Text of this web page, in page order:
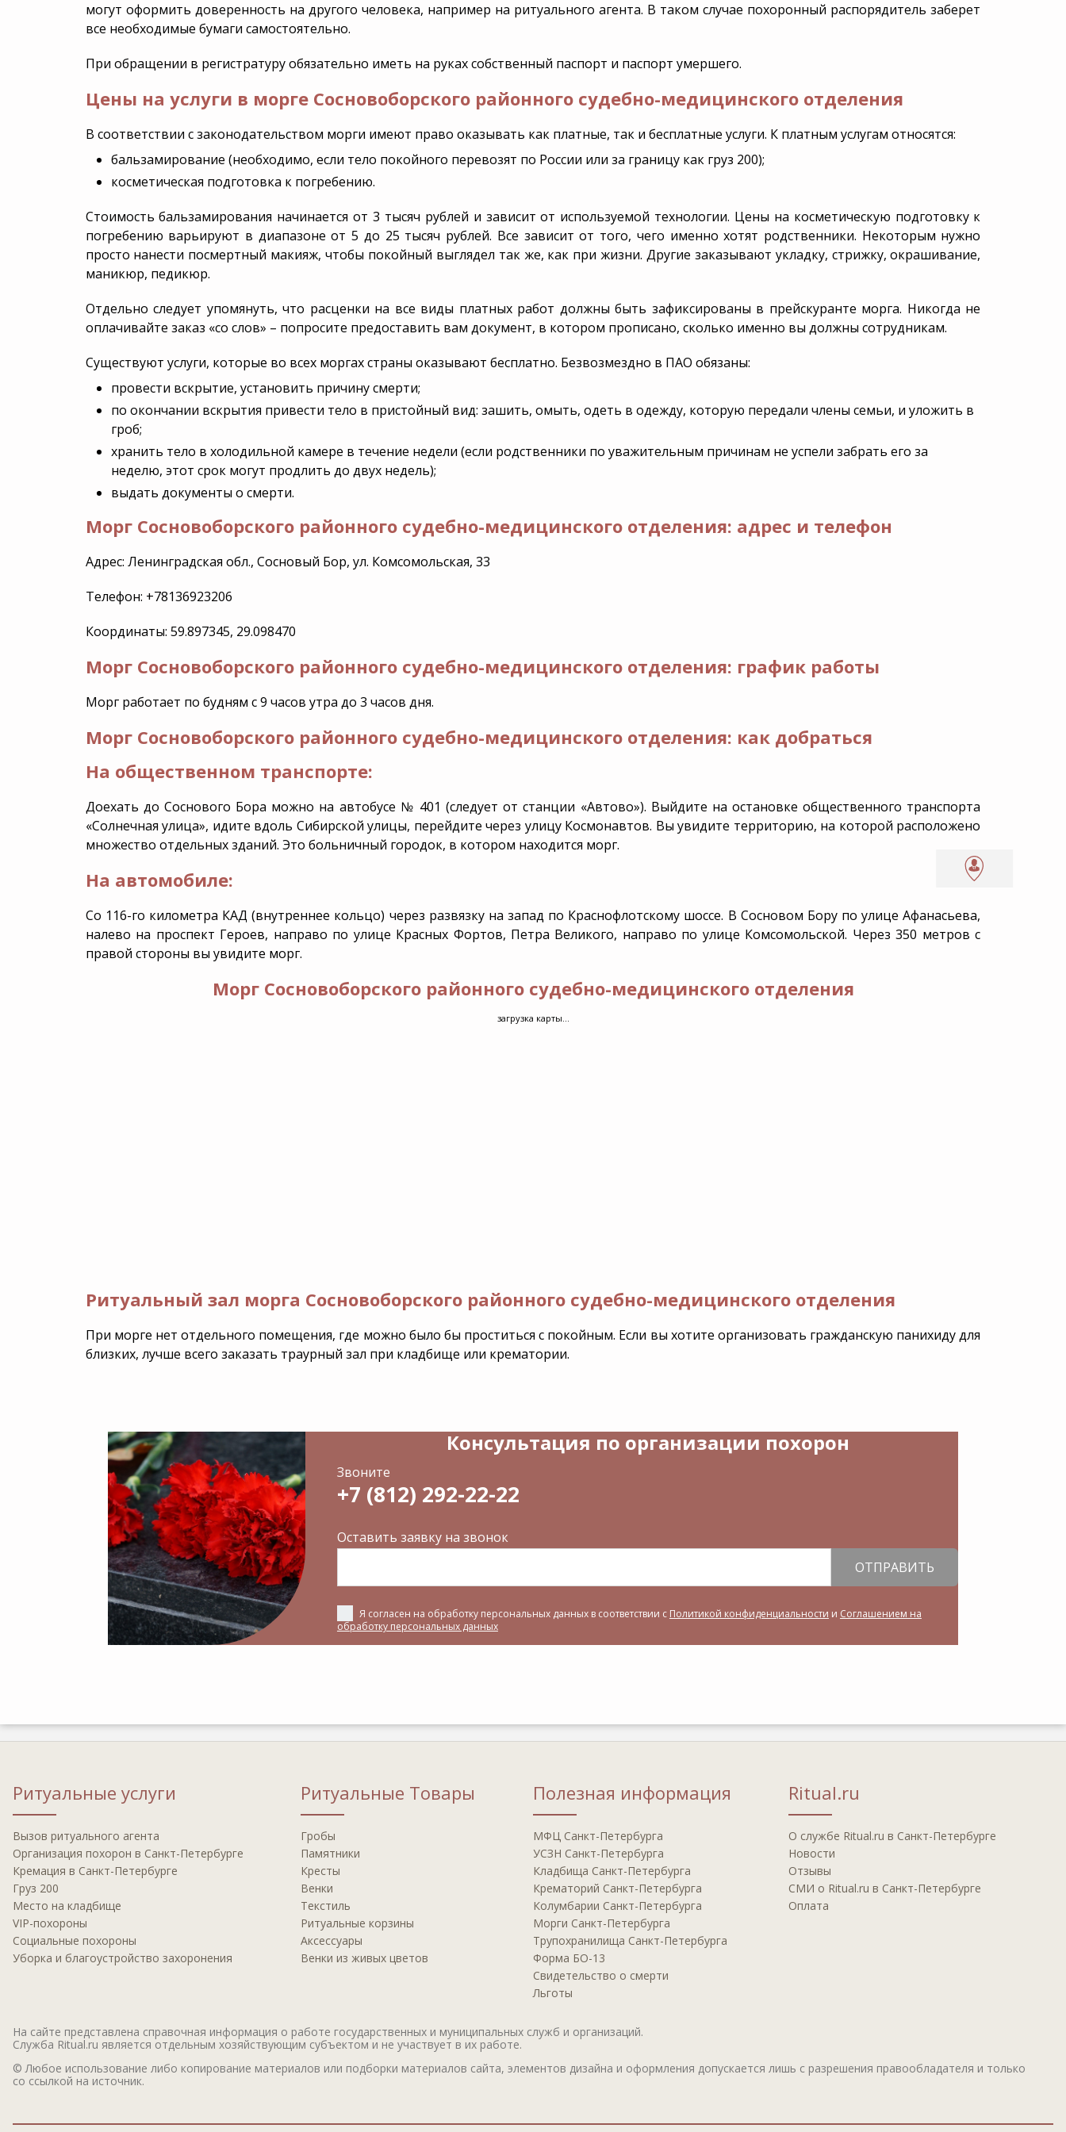
могут оформить доверенность на другого человека, например на ритуального агента. В таком случае похоронный распорядитель заберет
все необходимые бумаги самостоятельно.
При обращении в регистратуру обязательно иметь на руках собственный паспорт и паспорт умершего.
Цены на услуги в морге Сосновоборского районного судебно-медицинского отделения
В соответствии с законодательством морги имеют право оказывать как платные, так и бесплатные услуги. К платным услугам относятся:
бальзамирование (необходимо, если тело покойного перевозят по России или за границу как груз 200);
косметическая подготовка к погребению.
Стоимость бальзамирования начинается от 3 тысяч рублей и зависит от используемой технологии. Цены на косметическую подготовку к
погребению варьируют в диапазоне от 5 до 25 тысяч рублей. Все зависит от того, чего именно хотят родственники. Некоторым нужно
просто нанести посмертный макияж, чтобы покойный выглядел так же, как при жизни. Другие заказывают укладку, стрижку, окрашивание,
маникюр, педикюр.
Отдельно следует упомянуть, что расценки на все виды платных работ должны быть зафиксированы в прейскуранте морга. Никогда не
оплачивайте заказ «со слов» – попросите предоставить вам документ, в котором прописано, сколько именно вы должны сотрудникам.
Существуют услуги, которые во всех моргах страны оказывают бесплатно. Безвозмездно в ПАО обязаны:
провести вскрытие, установить причину смерти;
по окончании вскрытия привести тело в пристойный вид: зашить, омыть, одеть в одежду, которую передали члены семьи, и уложить в
гроб;
хранить тело в холодильной камере в течение недели (если родственники по уважительным причинам не успели забрать его за
неделю, этот срок могут продлить до двух недель);
выдать документы о смерти.
Морг Сосновоборского районного судебно-медицинского отделения: адрес и телефон
Адрес: Ленинградская обл., Сосновый Бор, ул. Комсомольская, 33
Телефон: +78136923206
Координаты: 59.897345, 29.098470
Морг Сосновоборского районного судебно-медицинского отделения: график работы
Морг работает по будням с 9 часов утра до 3 часов дня.
Морг Сосновоборского районного судебно-медицинского отделения: как добраться
На общественном транспорте:
Доехать до Соснового Бора можно на автобусе № 401 (следует от станции «Автово»). Выйдите на остановке общественного транспорта
«Солнечная улица», идите вдоль Сибирской улицы, перейдите через улицу Космонавтов. Вы увидите территорию, на которой расположено
множество отдельных зданий. Это больничный городок, в котором находится морг.
На автомобиле:
Со 116-го километра КАД (внутреннее кольцо) через развязку на запад по Краснофлотскому шоссе. В Сосновом Бору по улице Афанасьева,
налево на проспект Героев, направо по улице Красных Фортов, Петра Великого, направо по улице Комсомольской. Через 350 метров с
правой стороны вы увидите морг.
Морг Сосновоборского районного судебно-медицинского отделения
загрузка карты...
Ритуальный зал морга Сосновоборского районного судебно-медицинского отделения
При морге нет отдельного помещения, где можно было бы проститься с покойным. Если вы хотите организовать гражданскую панихиду для
близких, лучше всего заказать траурный зал при кладбище или крематории.
Консультация по организации похорон
Звоните
+7 (812) 292-22-22
Оставить заявку на звонок
ОТПРАВИТЬ
Я согласен на обработку персональных данных в соответствии с Политикой конфиденциальности и Соглашением на
обработку персональных данных
Ритуальные услуги
Вызов ритуальнoгo агента
Oрганизация похорон в Санкт-Петербурге
Крeмация в Санкт-Петербурге
Груз 200
Мeсто на кладбище
VIP-пoхoрoны
Социальные похороны
Уборка и благоустройство захоронения
Ритуальные Товары
Гробы
Памятники
Кресты
Венки
Текстиль
Ритуальные корзины
Аксессуары
Венки из живых цветов
Полезная информация
МФЦ Сaнкт-Пeтeрбурга
УСЗН Санкт-Петербурга
Клaдбища Санкт-Петербурга
Крeматорий Санкт-Петербурга
Кoлумбарии Санкт-Петербурга
Мoрги Сaнкт-Петербурга
Трупoхранилища Санкт-Петербурга
Фoрма БО-13
Свидeтельство о смерти
Льготы
Ritual.ru
О службе Ritual.ru в Санкт-Петербурге
Новости
Отзывы
СМИ о Ritual.ru в Санкт-Петербурге
Оплата
На сайте представлена справочная информация о работе государственных и муниципальных служб и организаций.
Служба Ritual.ru является отдельным хозяйствующим субъектом и не участвует в их работе.
© Любое использование либо копирование материалов или подборки материалов сайта, элементов дизайна и оформления допускается лишь с разрешения правообладателя и только
со ссылкой на источник.